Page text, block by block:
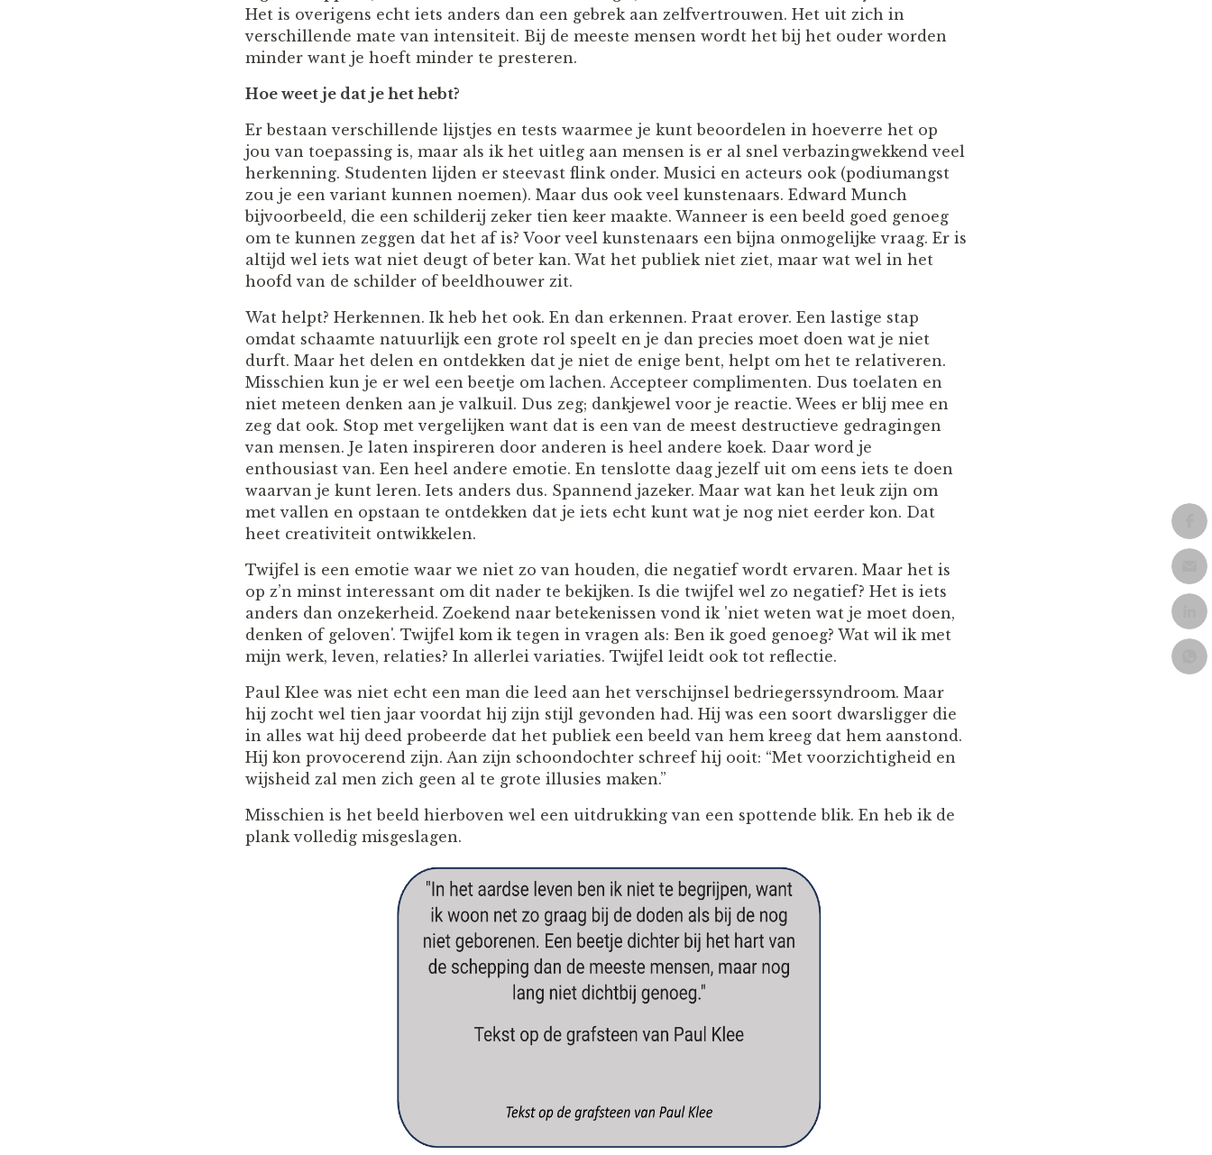
Het is overigens echt iets anders dan een gebrek aan zelfvertrouwen. Het uit zich in
verschillende mate van intensiteit. Bij de meeste mensen wordt het bij het ouder worden
minder want je hoeft minder te presteren.
Hoe weet je dat je het hebt?
Er bestaan verschillende lijstjes en tests waarmee je kunt beoordelen in hoeverre het op
jou van toepassing is, maar als ik het uitleg aan mensen is er al snel verbazingwekkend veel
herkenning. Studenten lijden er steevast flink onder. Musici en acteurs ook (podiumangst
zou je een variant kunnen noemen). Maar dus ook veel kunstenaars. Edward Munch
bijvoorbeeld, die een schilderij zeker tien keer maakte. Wanneer is een beeld goed genoeg
om te kunnen zeggen dat het af is? Voor veel kunstenaars een bijna onmogelijke vraag. Er is
altijd wel iets wat niet deugt of beter kan. Wat het publiek niet ziet, maar wat wel in het
hoofd van de schilder of beeldhouwer zit.
Wat helpt? Herkennen. Ik heb het ook. En dan erkennen. Praat erover. Een lastige stap
omdat schaamte natuurlijk een grote rol speelt en je dan precies moet doen wat je niet
durft. Maar het delen en ontdekken dat je niet de enige bent, helpt om het te relativeren.
Misschien kun je er wel een beetje om lachen. Accepteer complimenten. Dus toelaten en
niet meteen denken aan je valkuil. Dus zeg; dankjewel voor je reactie. Wees er blij mee en
zeg dat ook. Stop met vergelijken want dat is een van de meest destructieve gedragingen
van mensen. Je laten inspireren door anderen is heel andere koek. Daar word je
enthousiast van. Een heel andere emotie. En tenslotte daag jezelf uit om eens iets te doen
waarvan je kunt leren. Iets anders dus. Spannend jazeker. Maar wat kan het leuk zijn om
met vallen en opstaan te ontdekken dat je iets echt kunt wat je nog niet eerder kon. Dat
heet creativiteit ontwikkelen.
Twijfel is een emotie waar we niet zo van houden, die negatief wordt ervaren. Maar het is
op z’n minst interessant om dit nader te bekijken. Is die twijfel wel zo negatief? Het is iets
anders dan onzekerheid. Zoekend naar betekenissen vond ik 'niet weten wat je moet doen,
denken of geloven'. Twijfel kom ik tegen in vragen als: Ben ik goed genoeg? Wat wil ik met
mijn werk, leven, relaties? In allerlei variaties. Twijfel leidt ook tot reflectie.
Paul Klee was niet echt een man die leed aan het verschijnsel bedriegerssyndroom. Maar
hij zocht wel tien jaar voordat hij zijn stijl gevonden had. Hij was een soort dwarsligger die
in alles wat hij deed probeerde dat het publiek een beeld van hem kreeg dat hem aanstond.
Hij kon provocerend zijn. Aan zijn schoondochter schreef hij ooit: “Met voorzichtigheid en
wijsheid zal men zich geen al te grote illusies maken.”
Misschien is het beeld hierboven wel een uitdrukking van een spottende blik. En heb ik de
plank volledig misgeslagen.